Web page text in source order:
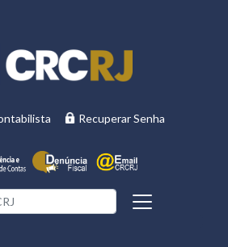
Recuperar Senha